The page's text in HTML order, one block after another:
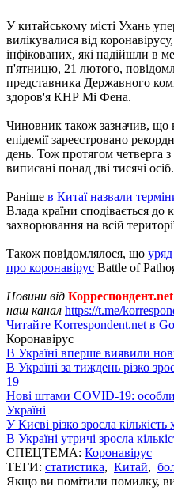
У китайському місті Ухань
вилікувалися від
інфікованих, які надійшли в
п'ятницю, 21 лютого,
представника Державного
здоров'я КНР Мі Фена.
Чиновник також зазначив, що
епідемії зареєстровано
день. Тож протягом четверга з
виписані понад дві тисячі осіб.
Раніше в Китаї назвали
Влада країни сподівається до
захворювання на всій
Також повідомлялося, що
про коронавірус Battle of
Новини від Корреспондент.net
наш канал https://t.me/
Читайте Korrespondent.net в
Коронавірус
В Україні вперше виявили
В Україні за тиждень різко
19
Нові штами COVID-19:
Україні
У Києві різко зросла
В Україні утричі зросла
СПЕЦТЕМА: Коронавірус
ТЕГИ: статистика, Китай,
Якщо ви помітили помилку,